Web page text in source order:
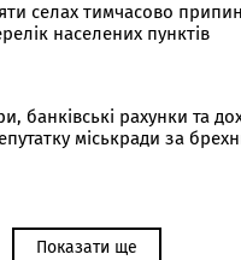
селах тимчасово
населених пунктів
банківські рахунки та
міськради за
Показати ще